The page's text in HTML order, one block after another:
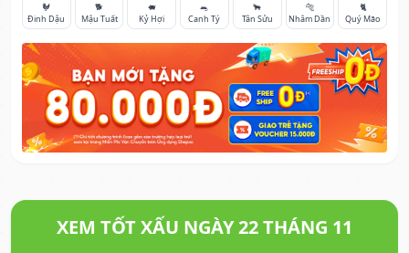
🐓
Đinh Dậu
🐕
Mậu Tuất
🐖
Kỷ Hợi
🐀
Canh Tý
🐂
Tân Sửu
🐅
Nhâm Dần
🐈
Quý Mão
XEM TỐT XẤU NGÀY 22 THÁNG 11